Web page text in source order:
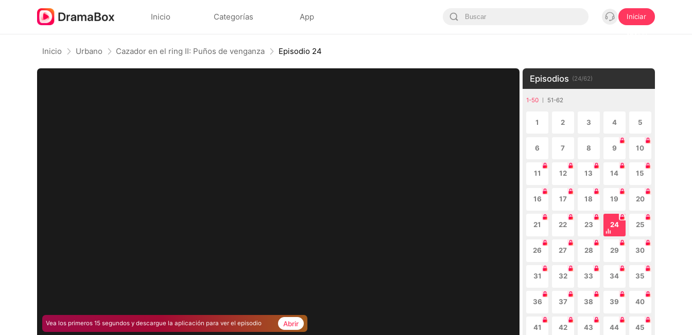
Inicio Categorías App Iniciar
Inicio Urbano Cazador en el ring II: Puños de venganza Episodio 24
Vea los primeros 15 segundos y descargue la aplicación para ver el episodio Abrir
Episodios (24/62)
1-50 51-62
1 2 3 4 5
6 7 8 9 10
11 12 13 14 15
16 17 18 19 20
21 22 23 24 25
26 27 28 29 30
31 32 33 34 35
36 37 38 39 40
41 42 43 44 45